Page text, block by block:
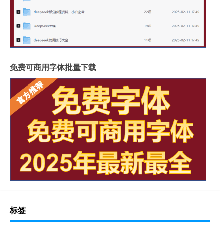
免费可商用字体批量下载
标签